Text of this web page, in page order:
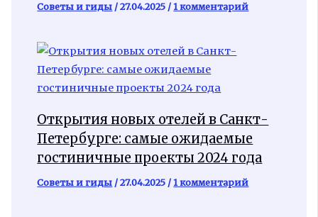
Советы и гиды /27.04.2025 /1 комментарий
Открытия новых отелей в Санкт-
Петербурге: самые ожидаемые
гостиничные проекты 2024 года
Советы и гиды /27.04.2025 /1 комментарий